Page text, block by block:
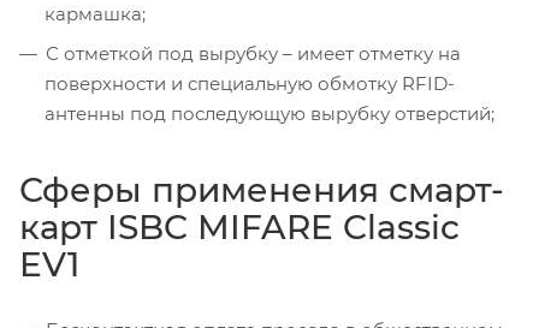
кармашка;
С отметкой под вырубку – имеет отметку на
поверхности и специальную обмотку RFID-
антенны под последующую вырубку отверстий;
Сферы применения смарт-
карт ISBC MIFARE Classic
EV1